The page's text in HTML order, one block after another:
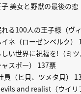
美女と野獣の最後の恋
る100人の王子様（ヴ
ネ（ローゼンベルク）
い世界に祝福を!（ミ
スポー） 137票
員（ヒ貝、ツメタ貝）
and realist（ウイリ